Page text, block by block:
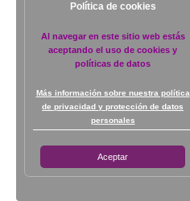
Política de cookies
Al navegar en este sitio web estás
aceptando el uso de cookies y
políticas de datos
Más información sobre nuestra política
de privacidad y protección de datos
personales
Aceptar